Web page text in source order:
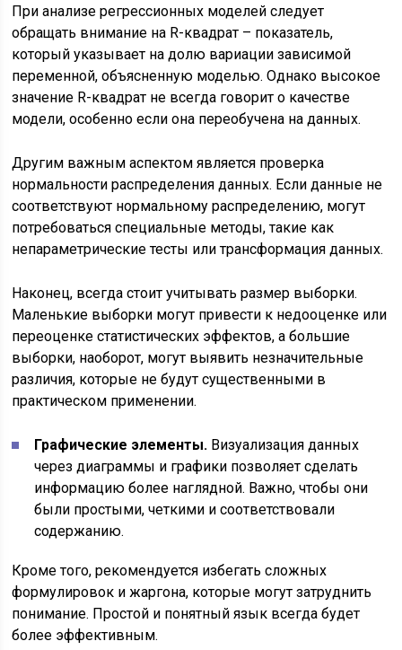
При анализе регрессионных моделей следует
обращать внимание на R-квадрат – показатель,
который указывает на долю вариации зависимой
переменной, объясненную моделью. Однако высокое
значение R-квадрат не всегда говорит о качестве
модели, особенно если она переобучена на данных.
Другим важным аспектом является проверка
нормальности распределения данных. Если данные не
соответствуют нормальному распределению, могут
потребоваться специальные методы, такие как
непараметрические тесты или трансформация данных.
Наконец, всегда стоит учитывать размер выборки.
Маленькие выборки могут привести к недооценке или
переоценке статистических эффектов, а большие
выборки, наоборот, могут выявить незначительные
различия, которые не будут существенными в
практическом применении.
Графические элементы. Визуализация данных
через диаграммы и графики позволяет сделать
информацию более наглядной. Важно, чтобы они
были простыми, четкими и соответствовали
содержанию.
Кроме того, рекомендуется избегать сложных
формулировок и жаргона, которые могут затруднить
понимание. Простой и понятный язык всегда будет
более эффективным.